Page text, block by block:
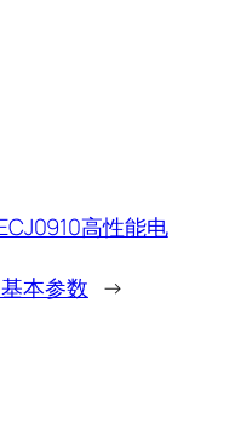
高性能电
本参数 →